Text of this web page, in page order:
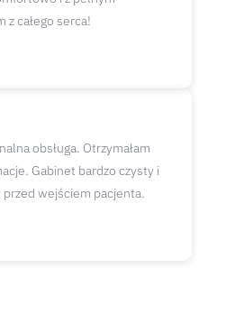
z całego serca!
obsługa. Otrzymałam
Gabinet bardzo czysty i
wejściem pacjenta.